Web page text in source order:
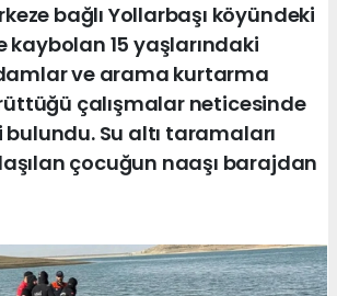
bağlı Yollarbaşı köyündeki
15 yaşlarındaki
ve arama kurtarma
çalışmalar neticesinde
bulundu. Su altı taramaları
çocuğun naaşı barajdan